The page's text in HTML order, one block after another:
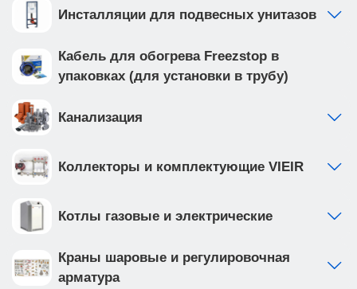
Инсталляции для подвесных унитазов
Кабель для обогрева Freezstop в
упаковках (для установки в трубу)
Канализация
Коллекторы и комплектующие VIEIR
Котлы газовые и электрические
Краны шаровые и регулировочная
арматура